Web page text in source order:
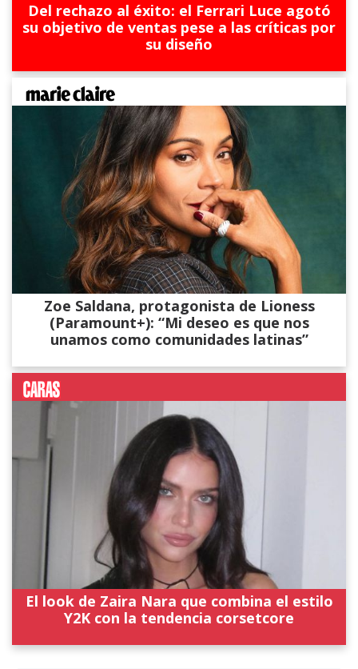
Del rechazo al éxito: el Ferrari Luce agotó
su objetivo de ventas pese a las críticas por
su diseño
Zoe Saldana, protagonista de Lioness
(Paramount+): “Mi deseo es que nos
unamos como comunidades latinas”
El look de Zaira Nara que combina el estilo
Y2K con la tendencia corsetcore